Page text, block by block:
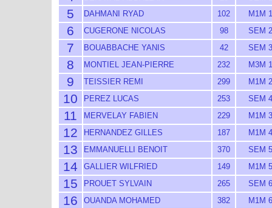
5 DAHMANI RYAD 102 M1M 1
6 CUGERONE NICOLAS 98 SEM 2
7 BOUABBACHE YANIS 42 SEM 3
8 MONTIEL JEAN-PIERRE 232 M3M 1
9 TEISSIER REMI 299 M1M 2
10 PEREZ LUCAS 253 SEM 4
11 MERVELAY FABIEN 229 M1M 3
12 HERNANDEZ GILLES 187 M1M 4
13 EMMANUELLI BENOIT 370 SEM 5
14 GALLIER WILFRIED 149 M1M 5
15 PROUET SYLVAIN 265 SEM 6
16 OUANDA MOHAMED 382 M1M 6